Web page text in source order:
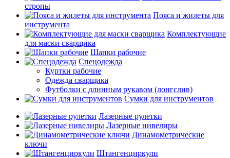
стропы
Пояса и жилеты для
инструмента
Комплектующие
для маски сварщика
Шапки рабочие
Спецодежда
Куртки рабочие
Одежда сварщика
Футболки с длинным рукавом (лонгслив)
Сумки для инструментов
Лазерные рулетки
Лазерные нивелиры
Динамометрические
ключи
Штангенциркули